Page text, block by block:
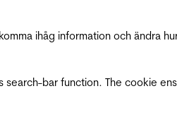
ihåg information och ändra
bar function. The cookie